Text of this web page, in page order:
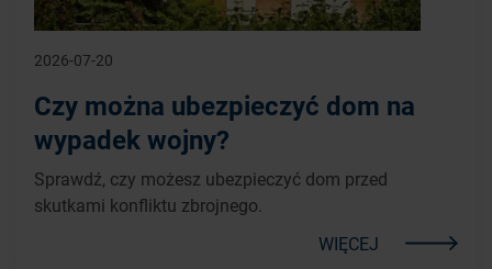
2026-07-20
Czy można ubezpieczyć dom na
wypadek wojny?
Sprawdź, czy możesz ubezpieczyć dom przed
skutkami konfliktu zbrojnego.
WIĘCEJ